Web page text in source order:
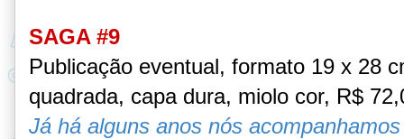
SAGA #9
Publicação eventual, formato 19 x 28
quadrada, capa dura, miolo cor, R$
Já há alguns anos nós